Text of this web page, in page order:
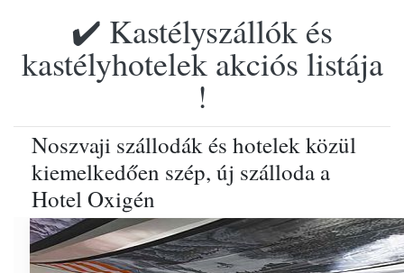
✔️ Kastélyszállók és
kastélyhotelek akciós listája
!
Noszvaji szállodák és hotelek közül
kiemelkedően szép, új szálloda a
Hotel Oxigén